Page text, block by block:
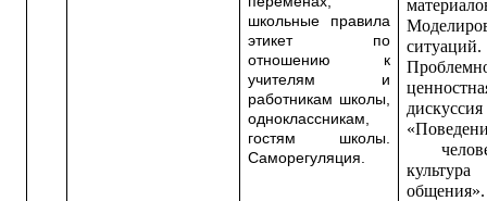
школьные правила
этикет по
отношению к
учителям и
работникам школы,
одноклассникам,
гостям школы.
Саморегуляция.
ситуаций.
дискуссия
культура
общения».